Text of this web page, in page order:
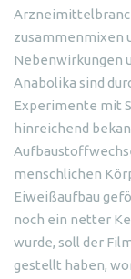
zusammenmixen
Nebenwirkungen
Anabolika sind
Experimente mit
hinreichend
menschlichen
Eiweißaufbau
noch ein netter
wurde, soll der
gestellt haben,